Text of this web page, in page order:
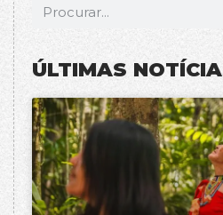
ÚLTIMAS